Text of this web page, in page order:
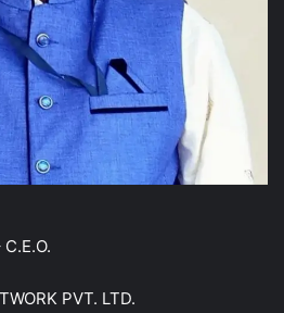
PVT. LTD.